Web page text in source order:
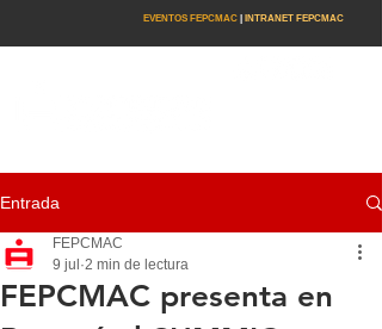
EVENTOS FEPCMAC INTRANET FEPCMAC
Entrada
FEPCMAC presenta en
FEPCMAC
9 jul 2 min de lectura